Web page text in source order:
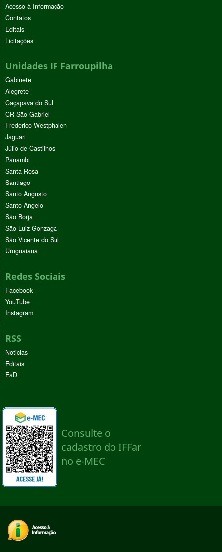
Acesso à Informação
Contatos
Editais
Licitações
Unidades IF Farroupilha
Gabinete
Alegrete
Caçapava do Sul
CR São Gabriel
Frederico Westphalen
Jaguari
Júlio de Castilhos
Panambi
Santa Rosa
Santiago
Santo Augusto
Santo Ângelo
São Borja
São Luiz Gonzaga
São Vicente do Sul
Uruguaiana
Redes Sociais
Facebook
YouTube
Instagram
RSS
Noticias
Editais
EaD